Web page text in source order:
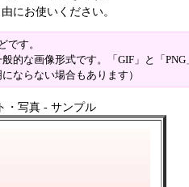
にお使いください。
です。
的な画像形式です。「GIF」と「
ならない場合もあります）
・写真 - サンプル